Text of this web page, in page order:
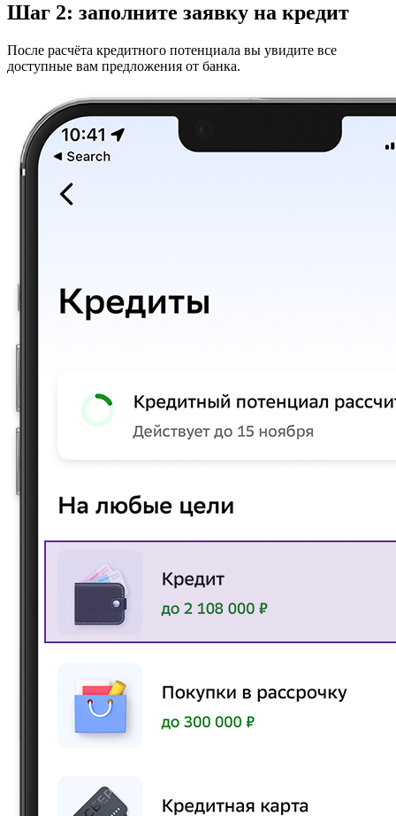
Шаг 2: заполните заявку на кредит
После расчёта кредитного потенциала вы увидите все
доступные вам предложения от банка.